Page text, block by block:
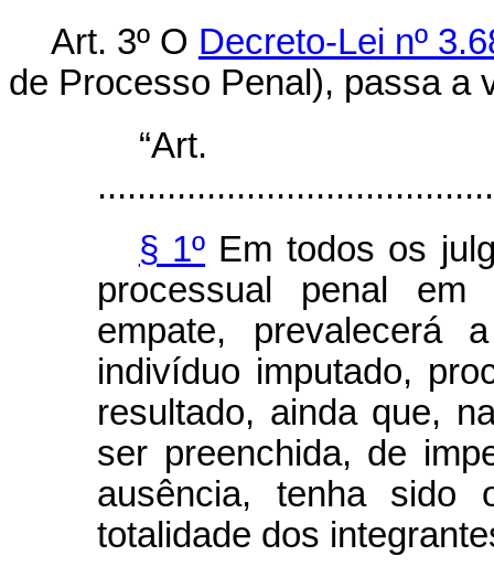
Art. 3º O Decreto-Lei nº
de Processo Penal), passa a
§ 1º Em todos os
processual penal em
empate, prevalecerá
indivíduo imputado,
resultado, ainda que,
ser preenchida, de
ausência, tenha sido
totalidade dos